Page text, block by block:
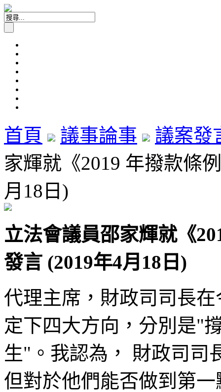
首頁 議事論事
議案發
家輝就《2019 年撥款條
月18日)
立法會議員邵家輝就《
發言 (2019年4月18日)
代理主席，財政司司長
定下四大方向，分別是"
生"。我認為， 財政司司
但對於他們能否做到第